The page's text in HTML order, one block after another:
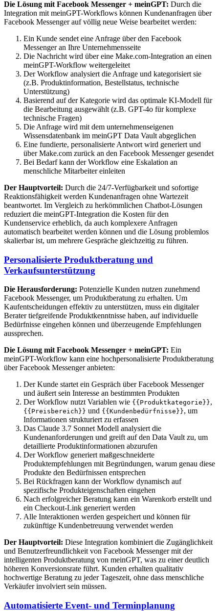
Die Lösung mit Facebook Messenger + meinGPT: Durch die
Integration mit meinGPT-Workflows können Kundenanfragen über
Facebook Messenger auf völlig neue Weise bearbeitet werden:
Ein Kunde sendet eine Anfrage über den Facebook
Messenger an Ihre Unternehmensseite
Die Nachricht wird über eine Make.com-Integration an einen
meinGPT-Workflow weitergeleitet
Der Workflow analysiert die Anfrage und kategorisiert sie
(z.B. Produktinformation, Bestellstatus, technische
Unterstützung)
Basierend auf der Kategorie wird das optimale KI-Modell für
die Bearbeitung ausgewählt (z.B. GPT-4o für komplexe
technische Fragen)
Die Anfrage wird mit dem unternehmenseigenen
Wissensdatenbank im meinGPT Data Vault abgeglichen
Eine fundierte, personalisierte Antwort wird generiert und
über Make.com zurück an den Facebook Messenger gesendet
Bei Bedarf kann der Workflow eine Eskalation an
menschliche Mitarbeiter einleiten
Der Hauptvorteil: Durch die 24/7-Verfügbarkeit und sofortige
Reaktionsfähigkeit werden Kundenanfragen ohne Wartezeit
beantwortet. Im Vergleich zu herkömmlichen Chatbot-Lösungen
reduziert die meinGPT-Integration die Kosten für den
Kundenservice erheblich, da auch komplexere Anfragen
automatisch bearbeitet werden können und die Lösung problemlos
skalierbar ist, um mehrere Gespräche gleichzeitig zu führen.
Personalisierte Produktberatung und
Verkaufsunterstützung
Die Herausforderung: Potenzielle Kunden nutzen zunehmend
Facebook Messenger, um Produktberatung zu erhalten. Um
Kaufentscheidungen effektiv zu unterstützen, muss ein digitaler
Berater tiefgreifende Produktkenntnisse haben, auf individuelle
Bedürfnisse eingehen können und überzeugende Empfehlungen
aussprechen.
Die Lösung mit Facebook Messenger + meinGPT: Ein
meinGPT-Workflow kann eine hochpersonalisierte Produktberatung
über Facebook Messenger anbieten:
Der Kunde startet ein Gespräch über Facebook Messenger
und äußert sein Interesse an bestimmten Produkten
Der Workflow nutzt Variablen wie {{Produktkategorie}},
{{Preisbereich}} und {{Kundenbedürfnisse}}, um
Informationen strukturiert zu erfassen
Das Claude 3.7 Sonnet Modell analysiert die
Kundenanforderungen und greift auf den Data Vault zu, um
detaillierte Produktinformationen abzurufen
Der Workflow generiert maßgeschneiderte
Produktempfehlungen mit Begründungen, warum genau diese
Produkte den Bedürfnissen entsprechen
Bei Rückfragen kann der Workflow dynamisch auf
spezifische Produkteigenschaften eingehen
Nach erfolgreicher Beratung kann ein Warenkorb erstellt und
ein Checkout-Link generiert werden
Alle Interaktionen werden gespeichert und können für
zukünftige Kundenbetreuung verwendet werden
Der Hauptvorteil: Diese Integration kombiniert die Zugänglichkeit
und Benutzerfreundlichkeit von Facebook Messenger mit der
intelligenten Produktberatung von meinGPT, was zu einer deutlich
höheren Konversionsrate führt. Kunden erhalten qualitativ
hochwertige Beratung zu jeder Tageszeit, ohne dass menschliche
Verkäufer involviert sein müssen.
Automatisierte Event- und Terminplanung